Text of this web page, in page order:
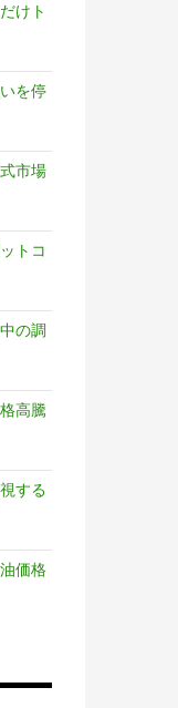
けト
を停
市場
トコ
の調
高騰
する
価格